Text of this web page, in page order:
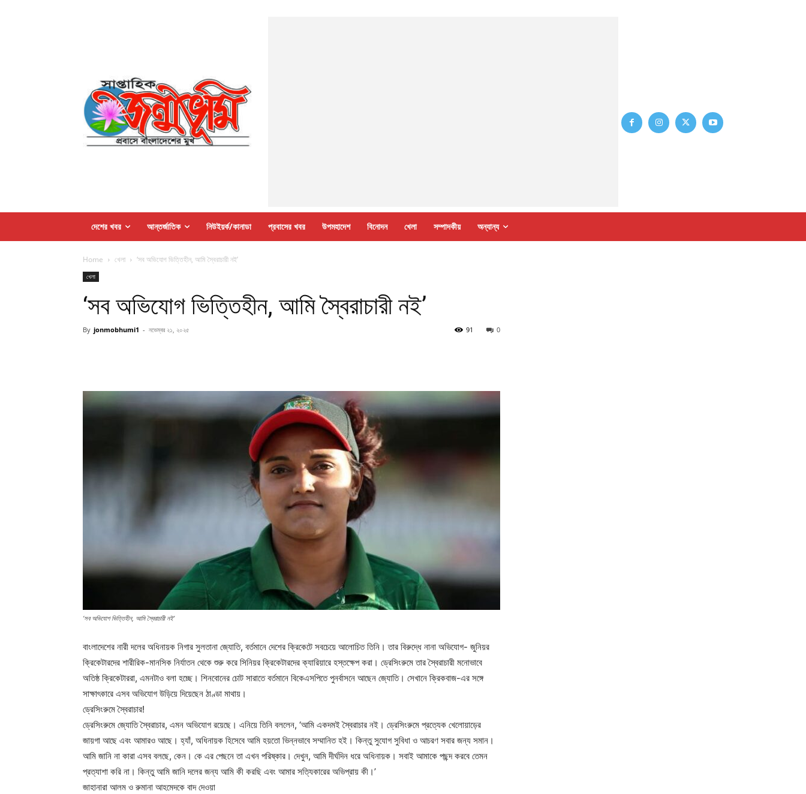
দেশের খবর আন্তর্জাতিক নিউইয়র্ক/কানাডা প্রবাসের খবর উপমহাদেশ বিনোদন খেলা সম্পাদকীয় অন্যান্য
Home খেলা ‘সব অভিযোগ ভিত্তিহীন, আমি স্বৈরাচারী নই’
খেলা
‘সব অভিযোগ ভিত্তিহীন, আমি স্বৈরাচারী নই’
By jonmobhumi1 - নভেম্বর ২১, ২০২৫ 0
91
‘সব অভিযোগ ভিত্তিহীন, আমি স্বৈরাচারী নই’
বাংলাদেশের নারী দলের অধিনায়ক নিগার সুলতানা জ্যোতি, বর্তমানে দেশের ক্রিকেটে সবচেয়ে আলোচিত তিনি। তার বিরুদ্ধে নানা অভিযোগ- জুনিয়র
ক্রিকেটারদের শারীরিক-মানসিক নির্যাতন থেকে শুরু করে সিনিয়র ক্রিকেটারদের ক্যারিয়ারে হস্তক্ষেপ করা। ড্রেসিংরুমে তার স্বৈরাচারী মনোভাবে
অতিষ্ঠ ক্রিকেটাররা, এমনটাও বলা হচ্ছে। শিনবোনের চোট সারাতে বর্তমানে বিকেএসপিতে পুনর্বাসনে আছেন জ্যোতি। সেখানে ক্রিকবাজ-এর সঙ্গে
সাক্ষাৎকারে এসব অভিযোগ উড়িয়ে দিয়েছেন ঠাণ্ডা মাথায়।
ড্রেসিংরুমে স্বৈরাচার!
ড্রেসিংরুমে জ্যোতি স্বৈরাচার, এমন অভিযোগ রয়েছে। এনিয়ে তিনি বললেন, ‘আমি একদমই স্বৈরাচার নই। ড্রেসিংরুমে প্রত্যেক খেলোয়াড়ের
জায়গা আছে এবং আমারও আছে। হ্যাঁ, অধিনায়ক হিসেবে আমি হয়তো ভিন্নভাবে সম্মানিত হই। কিন্তু সুযোগ সুবিধা ও আচরণ সবার জন্য সমান।
আমি জানি না কারা এসব বলছে, কেন। কে এর পেছনে তা এখন পরিষ্কার। দেখুন, আমি দীর্ঘদিন ধরে অধিনায়ক। সবাই আমাকে পছন্দ করবে তেমন
প্রত্যাশা করি না। কিন্তু আমি জানি দলের জন্য আমি কী করছি এবং আমার সত্যিকারের অভিপ্রায় কী।’
জাহানারা আলম ও রুমানা আহমেদকে বাদ দেওয়া